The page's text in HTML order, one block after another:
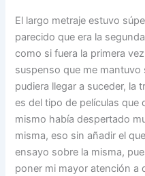
El largo metraje estuvo
parecido que era la
como si fuera la primera
suspenso que me
pudiera llegar a suceder, la
es del tipo de películas que
mismo había despertado
misma, eso sin añadir el
ensayo sobre la misma,
poner mi mayor atención a